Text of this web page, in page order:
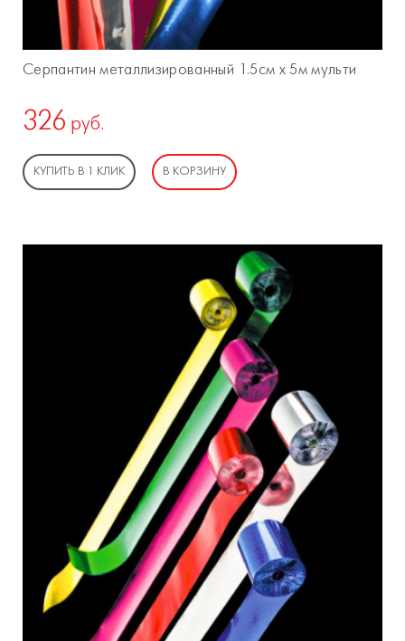
Серпантин металлизированный 1.5см х 5м мульти
326 руб.
КУПИТЬ В 1 КЛИК В КОРЗИНУ